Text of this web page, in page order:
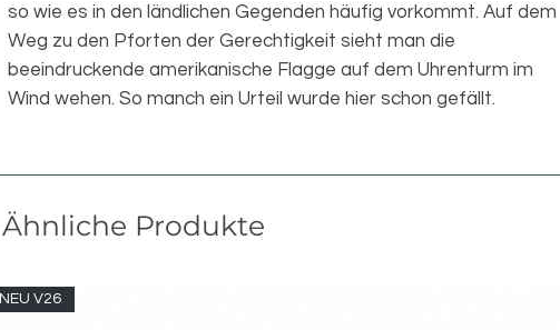
so wie es in den ländlichen Gegenden häufig vorkommt. Auf dem
Weg zu den Pforten der Gerechtigkeit sieht man die
beeindruckende amerikanische Flagge auf dem Uhrenturm im
Wind wehen. So manch ein Urteil wurde hier schon gefällt.
Ähnliche Produkte
NEU V26